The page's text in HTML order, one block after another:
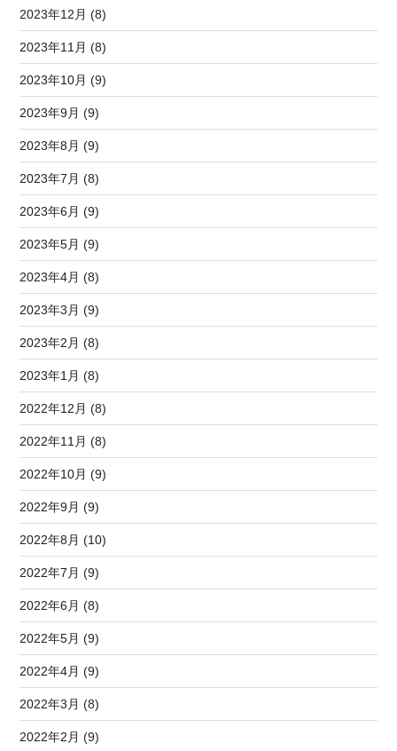
2023年12月 (8)
2023年11月 (8)
2023年10月 (9)
2023年9月 (9)
2023年8月 (9)
2023年7月 (8)
2023年6月 (9)
2023年5月 (9)
2023年4月 (8)
2023年3月 (9)
2023年2月 (8)
2023年1月 (8)
2022年12月 (8)
2022年11月 (8)
2022年10月 (9)
2022年9月 (9)
2022年8月 (10)
2022年7月 (9)
2022年6月 (8)
2022年5月 (9)
2022年4月 (9)
2022年3月 (8)
2022年2月 (9)